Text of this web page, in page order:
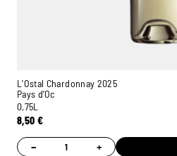
L'Ostal Chardonnay 2025
Pays d’Oc
0,75L
8,50 €
− +